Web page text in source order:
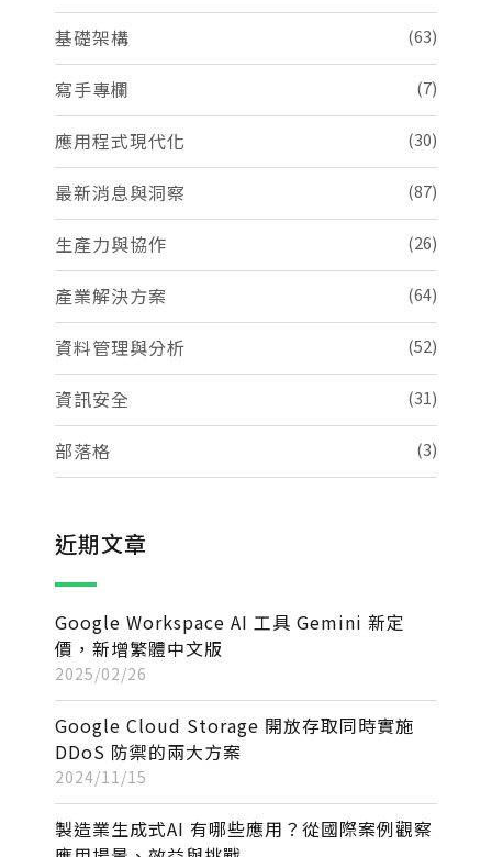
基礎架構 (63)
寫手專欄 (7)
應用程式現代化 (30)
最新消息與洞察 (87)
生產力與協作 (26)
產業解決方案 (64)
資料管理與分析 (52)
資訊安全 (31)
部落格 (3)
近期文章
Google Workspace AI 工具 Gemini 新定
價，新增繁體中文版
2025/02/26
Google Cloud Storage 開放存取同時實施
DDoS 防禦的兩大方案
2024/11/15
製造業生成式AI 有哪些應用？從國際案例觀察